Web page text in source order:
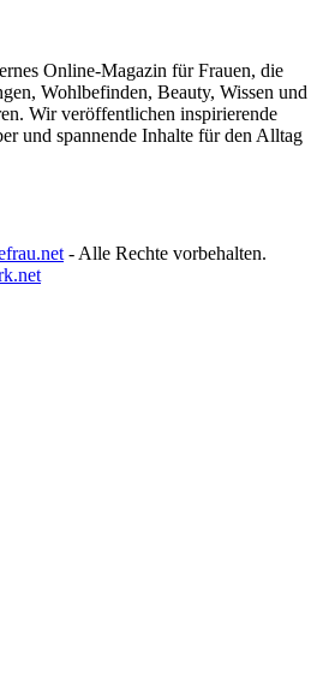
Online-Magazin für Frauen, die
Wohlbefinden, Beauty, Wissen und
Wir veröffentlichen inspirierende
und spannende Inhalte für den Alltag
- Alle Rechte vorbehalten.